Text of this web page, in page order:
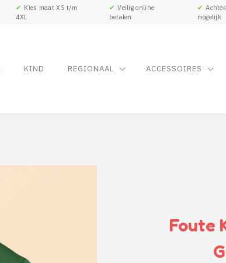
✔
Kies maat XS t/m
4XL
✔ Veilig online
betalen
✔
mogelijk
KIND REGIONAAL ACCESSOIRES
Foute